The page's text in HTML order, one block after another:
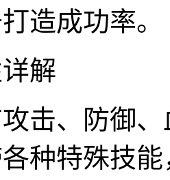
造成功率。
解
击、防御
种特殊技